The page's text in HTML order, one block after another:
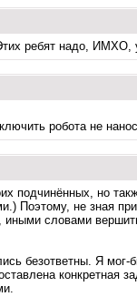
ребят надо, ИМХО,
робота не
подчинённых, но
Поэтому, не зная
иными словами
безответны. Я мог-
конкретная